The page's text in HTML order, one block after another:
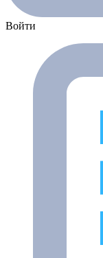
Войти